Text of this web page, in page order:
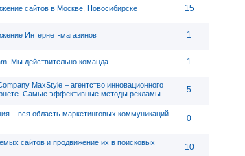
сайтов в Москве, Новосибирске 15
Интернет-магазинов 1
Мы действительно команда. 1
MaxStyle – агентство инновационного
Самые эффективные методы рекламы.
5
– вся область маркетинговых коммуникаций
0
сайтов и продвижение их в поисковых
10